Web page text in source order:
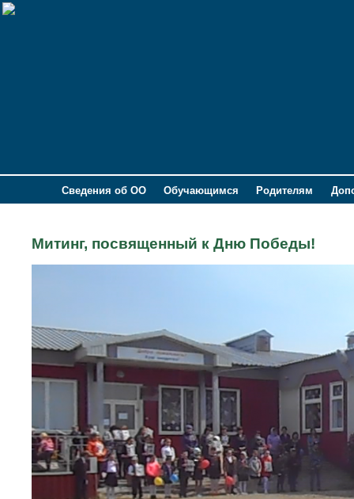
Сведения об ОО Обучающимся Родителям
Митинг, посвященный к Дню Победы!